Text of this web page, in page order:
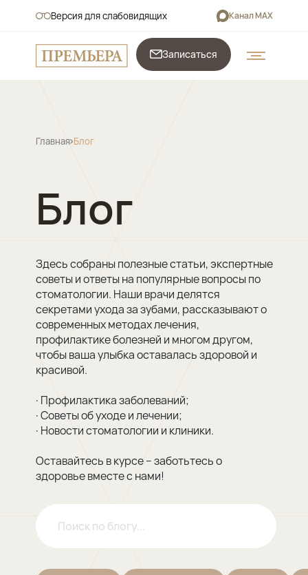
Версия для слабовидящих Канал MAX
Записаться
Главная Блог
Блог
Здесь собраны полезные статьи, экспертные
советы и ответы на популярные вопросы по
стоматологии. Наши врачи делятся
секретами ухода за зубами, рассказывают о
современных методах лечения,
профилактике болезней и многом другом,
чтобы ваша улыбка оставалась здоровой и
красивой.
· Профилактика заболеваний;
· Советы об уходе и лечении;
· Новости стоматологии и клиники.
Оставайтесь в курсе – заботьтесь о
здоровье вместе с нами!